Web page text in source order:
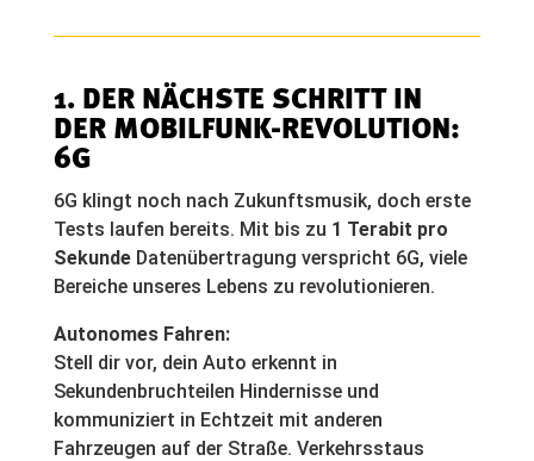
1. DER NÄCHSTE SCHRITT IN
DER MOBILFUNK-REVOLUTION:
6G
6G klingt noch nach Zukunftsmusik, doch erste
Tests laufen bereits. Mit bis zu 1 Terabit pro
SekundeDatenübertragung verspricht 6G, viele
Bereiche unseres Lebens zu revolutionieren.
Autonomes Fahren:
Stell dir vor, dein Auto erkennt in
Sekundenbruchteilen Hindernisse und
kommuniziert in Echtzeit mit anderen
Fahrzeugen auf der Straße. Verkehrsstaus